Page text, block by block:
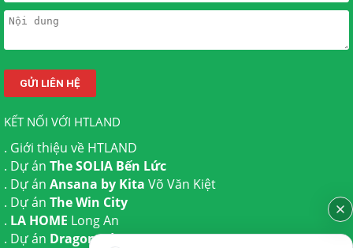
KẾT NỐI VỚI HTLAND
. Giới thiệu về HTLAND
. Dự án The SOLIA Bến Lức
. Dự án Ansana by Kita Võ Văn Kiệt
. Dự án The Win City
. LA HOME Long An
. Dự án Dragon Eden Long An